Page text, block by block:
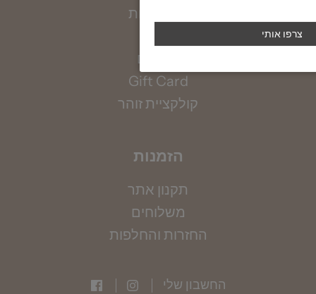
מדידת קוטר צמיד
אין ברשותך את מידתך? אין בעיה, הקיפי את אזור
המפרק בחוט (באופן לא הדוק) ומדדי את אורכו
בס"מ, תוכלי להשתמש גם בסרט מדידה.
שרשראות
צמידים
Gift Card
קולקציית זוהר
הזמנות
תקנון אתר
משלוחים
החזרות והחלפות
החשבון שלי